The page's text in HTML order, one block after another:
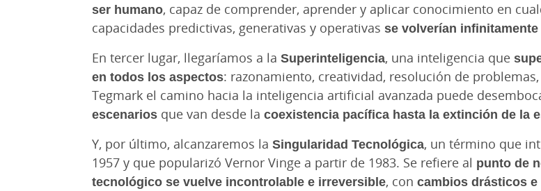
ser humano, capaz de comprender, aprender y aplicar conocimiento en
capacidades predictivas, generativas y operativas se volverían
En tercer lugar, llegaríamos a la Superinteligencia, una inteligencia que
en todos los aspectos: razonamiento, creatividad, resolución de
Tegmark el camino hacia la inteligencia artificial avanzada puede
escenarios que van desde la coexistencia pacífica hasta la extinción de la
Y, por último, alcanzaremos la Singularidad Tecnológica, un término que
1957 y que popularizó Vernor Vinge a partir de 1983. Se refiere al punto de
tecnológico se vuelve incontrolable e irreversible, con cambios drásticos